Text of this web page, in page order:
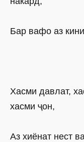
Бар вафо аз
Хасми давлат,
хасми ҷон,
Аз хиёнат нест